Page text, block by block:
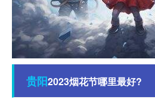
贵阳2023烟花节哪里最好?